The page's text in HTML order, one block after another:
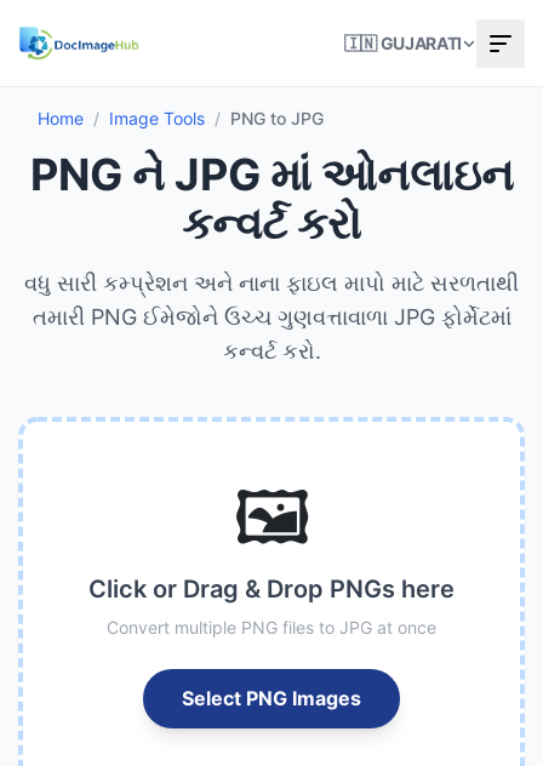
🇮🇳 GUJARATI
Home / Image Tools / PNG to JPG
PNG ને JPG માં ઓનલાઇન
કન્વર્ટ કરો
વધુ સારી કમ્પ્રેશન અને નાના ફાઇલ માપો માટે સરળતાથી
તમારી PNG ઈમેજોને ઉચ્ચ ગુણવત્તાવાળા JPG ફોર્મેટમાં
કન્વર્ટ કરો.
🖼️
Click or Drag & Drop PNGs here
Convert multiple PNG files to JPG at once
Select PNG Images